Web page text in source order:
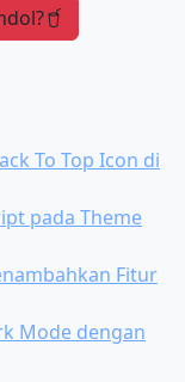
To Top Icon di
pada Theme
Fitur
Mode dengan